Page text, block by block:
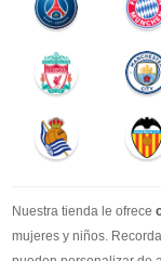
Nuestra tienda le ofrece
mujeres y niños.